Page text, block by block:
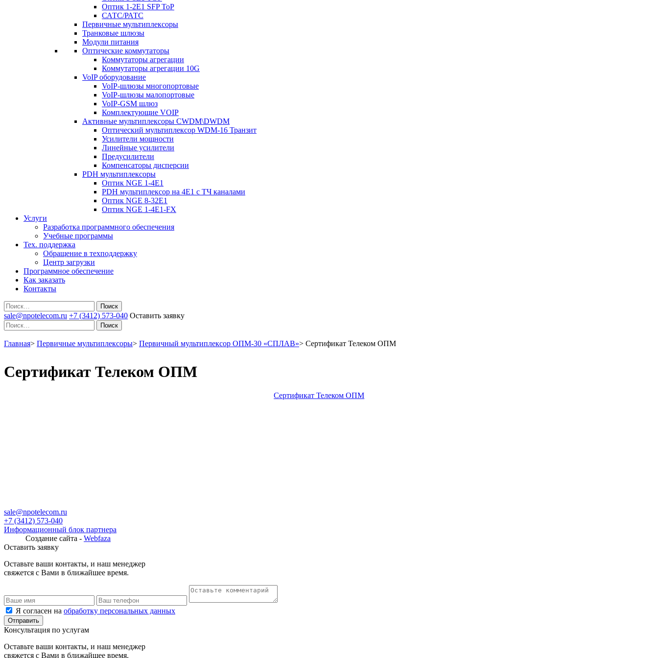
Оптик 1-2E1 SFP ToP
САТС/РАТС
Первичные мультиплексоры
Транковые шлюзы
Модули питания
Оптические коммутаторы
Коммутаторы агрегации
Коммутаторы агрегации 10G
VoIP оборудование
VoIP-шлюзы многопортовые
VoIP-шлюзы малопортовые
VoIP-GSM шлюз
Комплектующие VOIP
Активные мультиплексоры CWDM\DWDM
Оптический мультиплексор WDM-16 Транзит
Усилители мощности
Линейные усилители
Предусилители
Компенсаторы дисперсии
PDH мультиплексоры
Оптик NGE 1-4E1
PDH мультиплексор на 4Е1 с ТЧ каналами
Оптик NGE 8-32E1
Оптик NGE 1-4E1-FX
Услуги
Разработка программного обеспечения
Учебные программы
Тех. поддержка
Обращение в техподдержку
Центр загрузки
Программное обеспечение
Как заказать
Контакты
Поиск
sale@npotelecom.ru +7 (3412) 573-040 Оставить заявку
Поиск
Главная> Первичные мультиплексоры> Первичный мультиплексор ОПМ-30 «СПЛАВ»> Сертификат Телеком ОПМ
Сертификат Телеком ОПМ
Сертификат Телеком ОПМ
sale@npotelecom.ru
+7 (3412) 573-040
Информационный блок партнера
Создание сайта - Webfaza
Оставить заявку
Оставьте ваши контакты, и наш менеджер
свяжется с Вами в ближайшее время.
Я согласен на обработку персональных данных
Консультация по услугам
Оставьте ваши контакты, и наш менеджер
свяжется с Вами в ближайшее время.